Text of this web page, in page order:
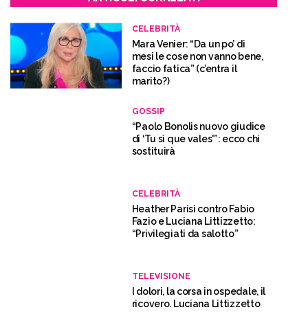
CELEBRITÀ
Mara Venier: “Da un po’ di
mesi le cose non vanno bene,
faccio fatica” (c’entra il
marito?)
GOSSIP
“Paolo Bonolis nuovo giudice
di ‘Tu sì que vales'”: ecco chi
sostituirà
CELEBRITÀ
Heather Parisi contro Fabio
Fazio e Luciana Littizzetto:
“Privilegiati da salotto”
TELEVISIONE
I dolori, la corsa in ospedale, il
ricovero. Luciana Littizzetto